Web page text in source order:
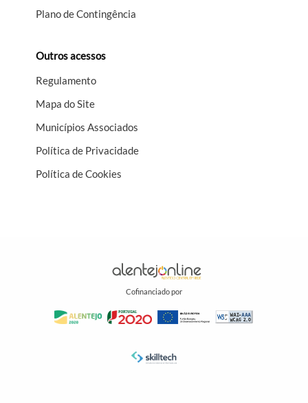
Plano de Contingência
Outros acessos
Regulamento
Mapa do Site
Municípios Associados
Política de Privacidade
Política de Cookies
Cofinanciado por